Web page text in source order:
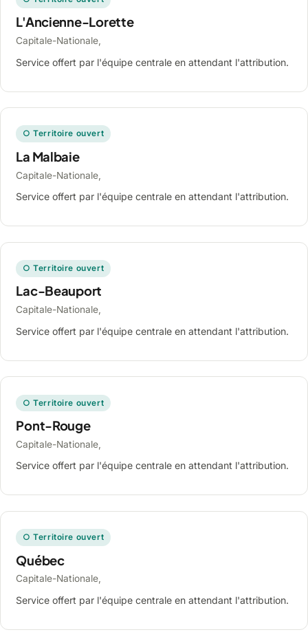
L'Ancienne-Lorette
Capitale-Nationale,
Service offert par l'équipe centrale en attendant l'attribution.
○ Territoire ouvert
La Malbaie
Capitale-Nationale,
Service offert par l'équipe centrale en attendant l'attribution.
○ Territoire ouvert
Lac-Beauport
Capitale-Nationale,
Service offert par l'équipe centrale en attendant l'attribution.
○ Territoire ouvert
Pont-Rouge
Capitale-Nationale,
Service offert par l'équipe centrale en attendant l'attribution.
○ Territoire ouvert
Québec
Capitale-Nationale,
Service offert par l'équipe centrale en attendant l'attribution.